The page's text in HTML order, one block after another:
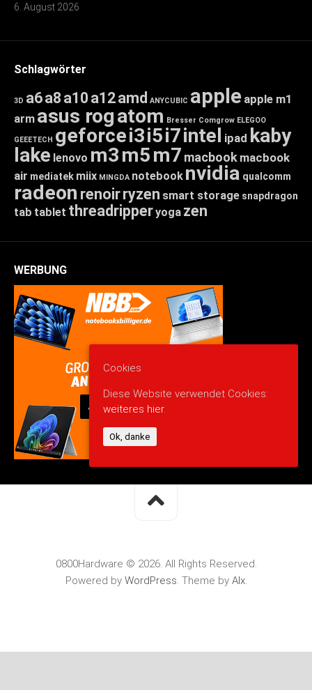
6. August 2026
Schlagwörter
3D a6a8 a10 a12amd ANYCUBIC apple apple m1
arm asus rogatom Bresser Comgrow ELEGOO
GEEETECH geforcei3i5i7intel ipad kaby
lake lenovo m3m5m7 macbook macbook
air mediatek miix MINGDA notebook nvidia qualcomm
radeon renoirryzen smart storage snapdragon
tab tablet threadripperyoga zen
WERBUNG
0800Hardware © 2026. All Rights Reserved.
Powered by WordPress. Theme by Alx.
Cookies
Diese Website verwendet Cookies:
weiteres hier.
Ok, danke